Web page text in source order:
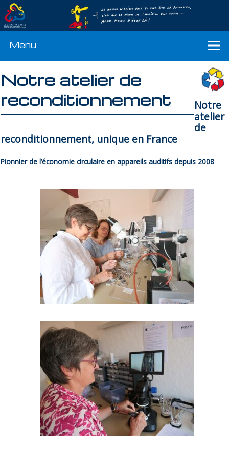
Menu
Notre atelier de
reconditionnement
Notre
atelier
de
reconditionnement, unique en France
Pionnier de l’économie circulaire en appareils auditifs depuis 2008